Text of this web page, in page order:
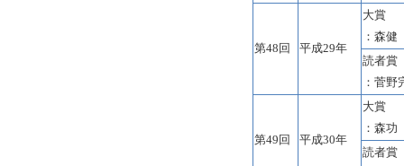
第48回 平成29年
大賞
：森健
読者賞
：菅野
第49回 平成30年
大賞
：森功
読者賞